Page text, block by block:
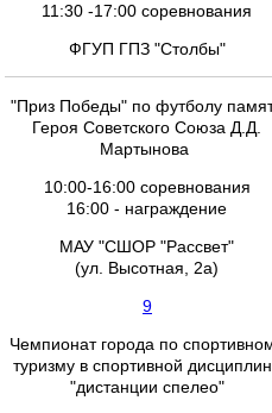
11:30 -17:00 соревнования
ФГУП ГПЗ "Столбы"
"Приз Победы" по футболу
Героя Советского Союза Д.Д.
Мартынова
10:00-16:00 соревнования
16:00 - награждение
МАУ "СШОР "Рассвет"
(ул. Высотная, 2а)
9
Чемпионат города по
туризму в спортивной
"дистанции спелео"